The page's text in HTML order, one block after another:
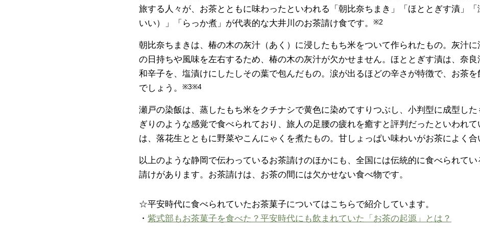
旅する人々が、お茶とともに味わったといわれる「朝比奈ちまき」「ほととぎす漬」
いい）」「らっか煮」が代表的な大井川のお茶請け食です。
※2
朝比奈ちまきは、椿の木の灰汁（あく）に浸したもち米をついて作られたもの。灰汁に
の日持ちや風味を左右するため、椿の木の灰汁が欠かせません。ほととぎす漬は、奈良
和辛子を、塩漬けにしたしその葉で包んだもの。涙が出るほどの辛さが特徴で、お茶を
でしょう。
※3※4
瀬戸の染飯は、蒸したもち米をクチナシで黄色に染めてすりつぶし、小判型に成型した
ぎりのような感覚で食べられており、旅人の足腰の疲れを癒すと評判だったといわれ
は、落花生とともに野菜やこんにゃくを煮たもの。甘しょっぱい味わいがお茶によく合
以上のような静岡で伝わっているお茶請けのほかにも、全国には伝統的に食べられて
請けがあります。お茶請けは、お茶の間には欠かせない食べ物です。
☆平安時代に食べられていたお茶菓子についてはこちらで紹介しています。
・ 紫式部もお茶菓子を食べた？平安時代にも飲まれていた「お茶の起源」とは？